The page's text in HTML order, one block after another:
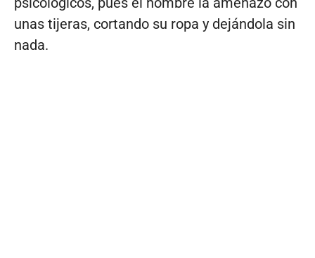
unas tijeras, cortando su ropa y dejándola sin
nada.